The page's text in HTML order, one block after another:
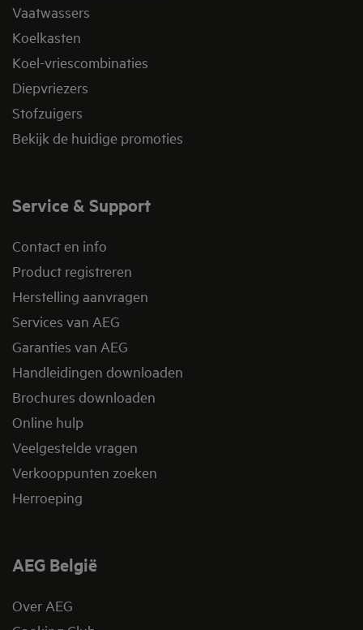
Vaatwassers
Koelkasten
Koel-vriescombinaties
Diepvriezers
Stofzuigers
Bekijk de huidige promoties
Service & Support
Contact en info
Product registreren
Herstelling aanvragen
Services van AEG
Garanties van AEG
Handleidingen downloaden
Brochures downloaden
Online hulp
Veelgestelde vragen
Verkooppunten zoeken
Herroeping
AEG België
Over AEG